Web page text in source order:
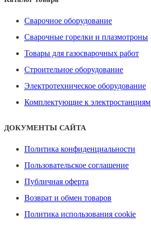
Сварочное оборудование
Сварочные горелки и плазмотроны
Товары для газосварочных работ
Строительное оборудование
Электротехническое оборудование
Комплектующие к электростанциям
ДОКУМЕНТЫ САЙТА
Политика конфиденциальности
Пользовательское соглашение
Публичная оферта
Возврат и обмен товаров
Политика использования cookie